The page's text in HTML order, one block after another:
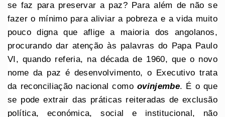
se faz para preservar a paz? Para além de não se
fazer o mínimo para aliviar a pobreza e a vida muito
pouco digna que aflige a maioria dos angolanos,
procurando dar atenção às palavras do Papa Paulo
VI, quando referia, na década de 1960, que o novo
nome da paz é desenvolvimento, o Executivo trata
da reconciliação nacional como ovinjembe. É o que
se pode extrair das práticas reiteradas de exclusão
política, económica, social e institucional, não